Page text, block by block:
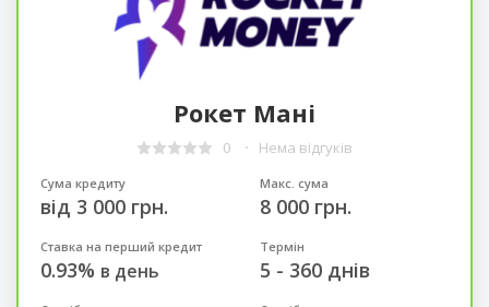
Рокет Мані
0 Нема відгуків
Сума кредиту
від 3 000 грн.
Макс. сума
8 000 грн.
Ставка на перший кредит
0.93% в день
Термін
5 - 360 днів